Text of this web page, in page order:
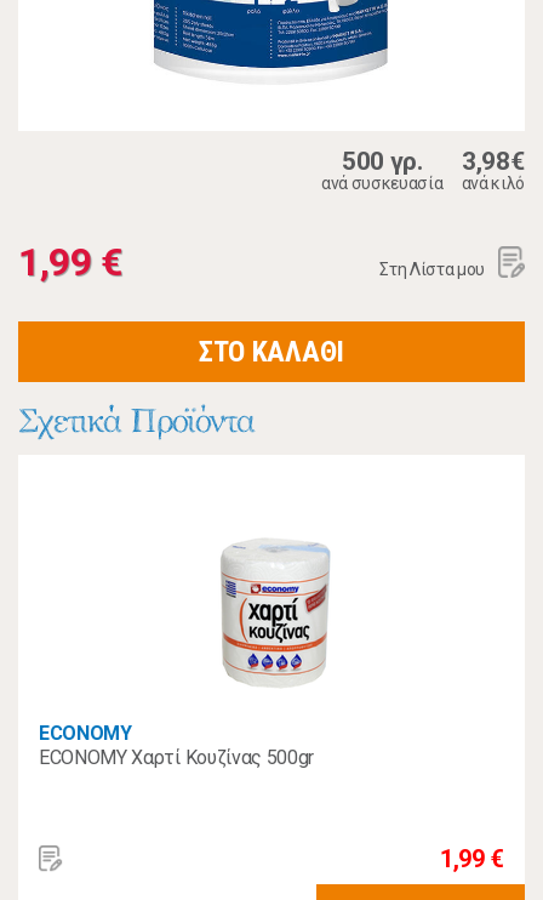
500 γρ.
ανά συσκευασία
3,98€
ανά κιλό
1,99 € Στη Λίστα μου
ΣΤΟ ΚΑΛΑΘΙ
Σχετικά Προϊόντα
ECONOMY
ECONOMY Χαρτί Κουζίνας 500gr
1,99 €